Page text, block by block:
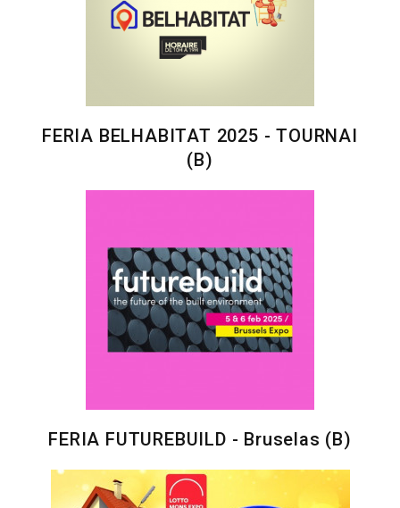
FERIA BELHABITAT 2025 - TOURNAI
(B)
FERIA FUTUREBUILD - Bruselas (B)